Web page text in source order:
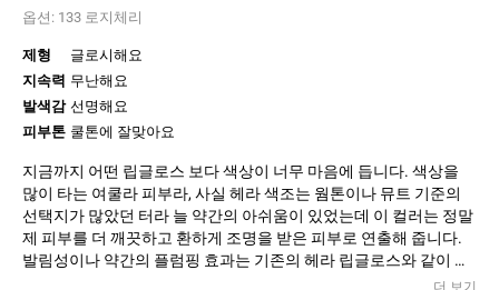
옵션: 133 로지체리
제형
글로시해요
지속력 무난해요
발색감 선명해요
피부톤 쿨톤에 잘맞아요
지금까지 어떤 립글로스 보다 색상이 너무 마음에 듭니다. 색상을
많이 타는 여쿨라 피부라, 사실 헤라 색조는 웜톤이나 뮤트 기준의
선택지가 많았던 터라 늘 약간의 아쉬움이 있었는데 이 컬러는 정말
제 피부를 더 깨끗하고 환하게 조명을 받은 피부로 연출해 줍니다.
발림성이나 약간의 플럼핑 효과는 기존의 헤라 립글로스와 같이 만
족스럽습니다. 다만, 이 제품 브러쉬 부분이 묘하게 불편한건 개선
더 보기